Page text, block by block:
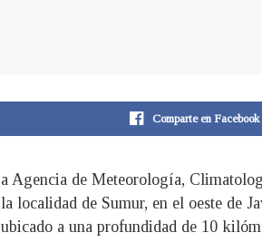
Comparte en Facebook
a Agencia de Meteorología,
la localidad de Sumur, en el oeste de
ubicado a una profundidad de 10